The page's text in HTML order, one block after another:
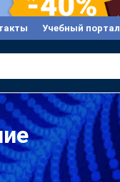
Учебный портал